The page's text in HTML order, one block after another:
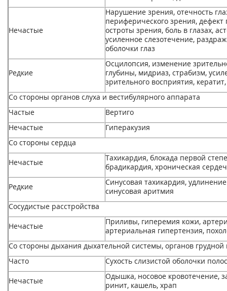
Нечастые
Нарушение зрения, отечность
периферического зрения,
остроты зрения, боль в глазах,
усиленное слезотечение,
оболочки глаз
Редкие
Осцилопсия, изменение
глубины, мидриаз, страбизм,
зрительного восприятия,
Со стороны органов слуха и вестибулярного аппарата
Частые
Вертиго
Нечастые
Гиперакузия
Со стороны сердца
Нечастые
Тахикардия, блокада первой
брадикардия, хроническая
Редкие
Синусовая тахикардия,
синусовая аритмия
Сосудистые расстройства
Нечастые
Приливы, гиперемия кожи,
артериальная гипертензия,
Со стороны дыхания дыхательной системы, органов грудной
Часто
Сухость слизистой оболочки
Нечастые
Одышка, носовое кровотечение,
ринит, кашель, храп